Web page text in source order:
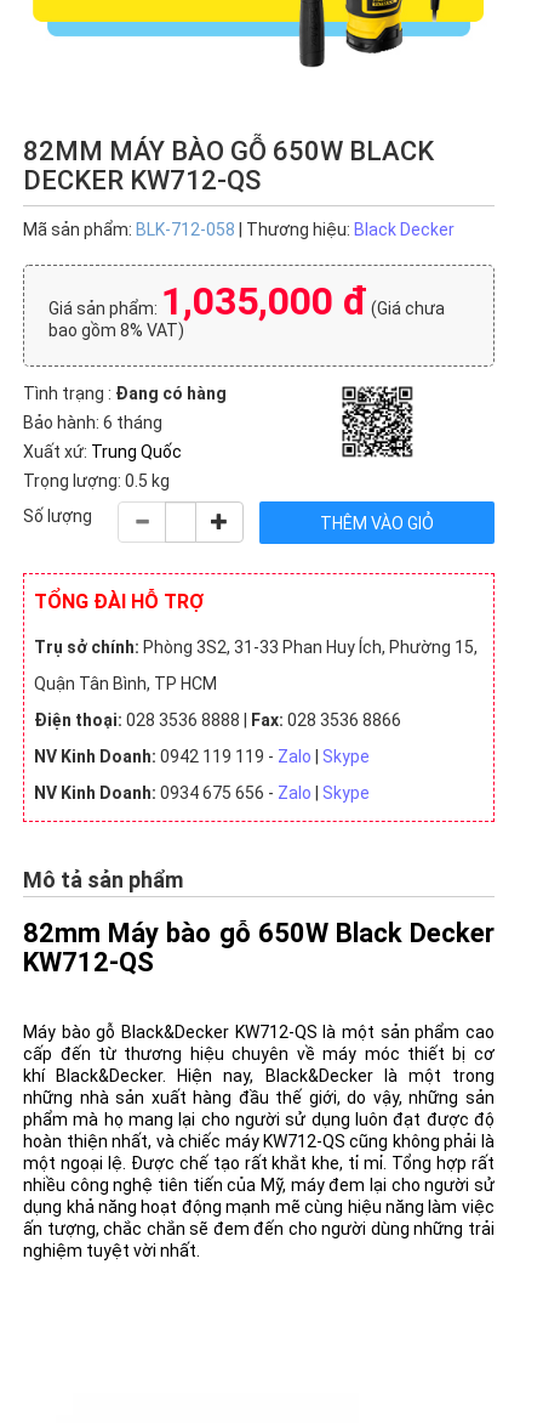
82MM MÁY BÀO GỖ 650W BLACK
DECKER KW712-QS
Mã sản phẩm:BLK-712-058 | Thương hiệu:Black Decker
Giá sản phẩm: 1,035,000 đ (Giá chưa
bao gồm 8% VAT)
Tình trạng : Đang có hàng
Bảo hành: 6 tháng
Xuất xứ: Trung Quốc
Trọng lượng: 0.5 kg
Số lượng
TỔNG ĐÀI HỖ TRỢ
Trụ sở chính: Phòng 3S2, 31-33 Phan Huy Ích, Phường 15,
Quận Tân Bình, TP HCM
Điện thoại: 028 3536 8888 | Fax: 028 3536 8866
NV Kinh Doanh: 0942 119 119 - Zalo
Skype
NV Kinh Doanh: 0934 675 656 - Zalo Skype
Mô tả sản phẩm
82mm Máy bào gỗ 650W Black Decker
KW712-QS
Máy bào gỗ Black&Decker KW712-QS là một sản phẩm cao
cấp đến từ thương hiệu chuyên về máy móc thiết bị cơ
khí Black&Decker. Hiện nay, Black&Decker là một trong
những nhà sản xuất hàng đầu thế giới, do vậy, những sản
phẩm mà họ mang lại cho người sử dụng luôn đạt được độ
hoàn thiện nhất, và chiếc máy KW712-QS cũng không phải là
một ngoại lệ. Được chế tạo rất khắt khe, tỉ mỉ. Tổng hợp rất
nhiều công nghệ tiên tiến của Mỹ, máy đem lại cho người sử
dụng khả năng hoạt động mạnh mẽ cùng hiệu năng làm việc
ấn tượng, chắc chắn sẽ đem đến cho người dùng những trải
nghiệm tuyệt vời nhất.